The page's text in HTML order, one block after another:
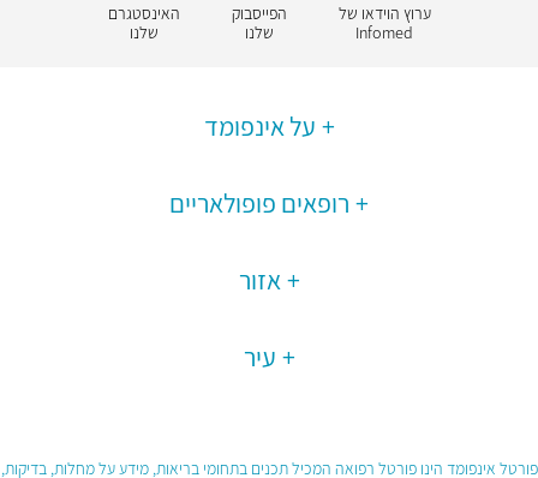
ערוץ הוידאו של
Infomed
הפייסבוק
שלנו
האינסטגרם
שלנו
על אינפומד
רופאים פופולאריים
אזור
עיר
פורטל אינפומד הינו פורטל רפואה המכיל תכנים בתחומי בריאות, מידע על מחלות, בדיקות,